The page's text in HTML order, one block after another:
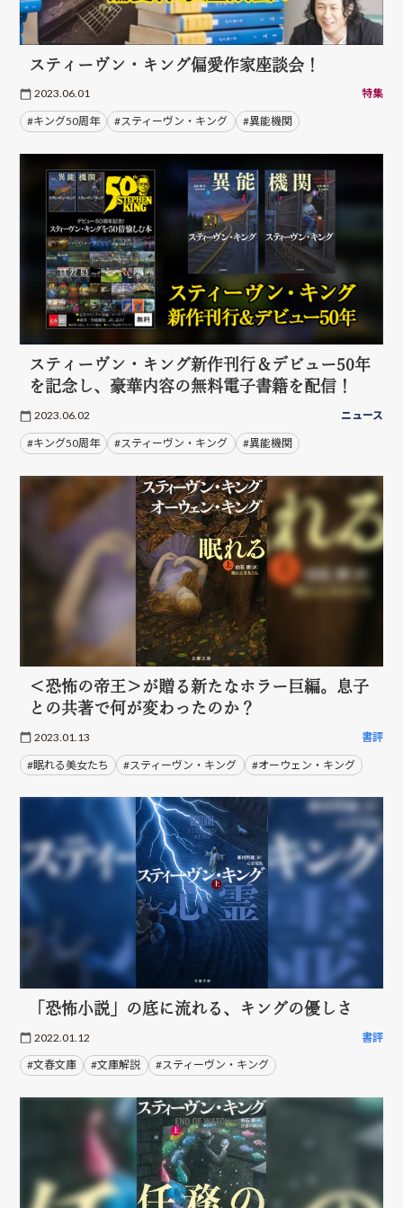
スティーヴン・キング偏愛作家座談会！
2023.06.01 特集
#キング50周年 #スティーヴン・キング #異能機関
スティーヴン・キング新作刊行＆デビュー50年
を記念し、豪華内容の無料電子書籍を配信！
2023.06.02 ニュース
#キング50周年 #スティーヴン・キング #異能機関
＜恐怖の帝王＞が贈る新たなホラー巨編。息子
との共著で何が変わったのか？
2023.01.13 書評
#眠れる美女たち #スティーヴン・キング #オーウェン・キング
「恐怖小説」の底に流れる、キングの優しさ
2022.01.12 書評
#文春文庫 #文庫解説 #スティーヴン・キング